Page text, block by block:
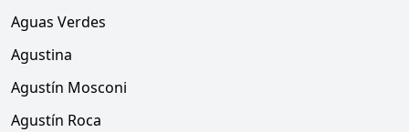
Aguas Verdes
Agustina
Agustín Mosconi
Agustín Roca